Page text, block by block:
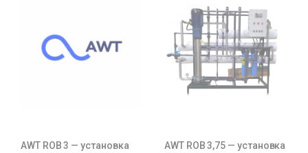
AWT ROB 3 — установка
AWT ROB 3,75 — установка